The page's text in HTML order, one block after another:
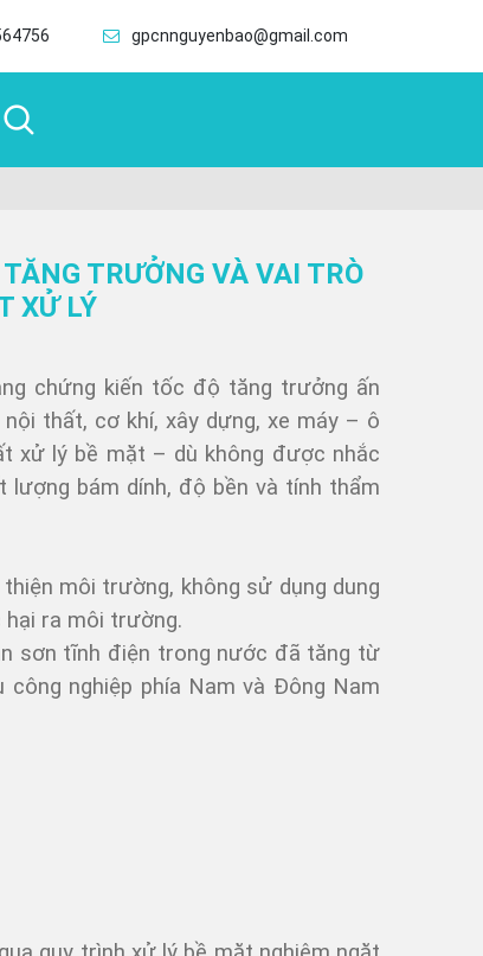
gpcnnguyenbao@gmail.com
TRƯỞNG VÀ VAI TRÒ
XỬ LÝ
chứng kiến tốc độ tăng trưởng ấn
thất, cơ khí, xây dựng, xe máy – ô
xử lý bề mặt – dù không được nhắc
bám dính, độ bền và tính thẩm
môi trường, không sử dụng dung
hại ra môi trường.
sơn tĩnh điện trong nước đã tăng từ
công nghiệp phía Nam và Đông Nam